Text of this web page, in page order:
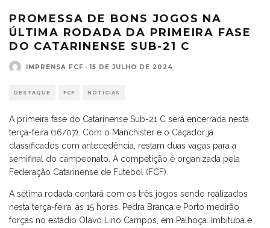
PROMESSA DE BONS JOGOS NA
ÚLTIMA RODADA DA PRIMEIRA FASE
DO CATARINENSE SUB-21 C
IMPRENSA FCF · 15 DE JULHO DE 2024
DESTAQUE FCF NOTÍCIAS
A primeira fase do Catarinense Sub-21 C será encerrada nesta
terça-feira (16/07). Com o Manchister e o Caçador já
classificados com antecedência, restam duas vagas para a
semifinal do campeonato. A competição é organizada pela
Federação Catarinense de Futebol (FCF).
A sétima rodada contará com os três jogos sendo realizados
nesta terça-feira, às 15 horas. Pedra Branca e Porto medirão
forças no estádio Olavo Lino Campos, em Palhoça. Imbituba e